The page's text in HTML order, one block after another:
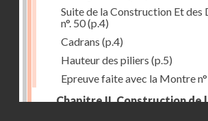
Suite de la Construction Et
n°. 50(p.4)
Cadrans (p.4)
Hauteur des piliers (p.5)
Epreuve faite avec la Montre
Chapitre II. Construction